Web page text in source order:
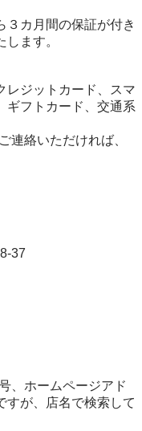
３カ月間の保証が付き
ます。
ジットカード、スマ
ギフトカード、交通系
連絡いただければ、
37
、ホームページアド
すが、店名で検索して